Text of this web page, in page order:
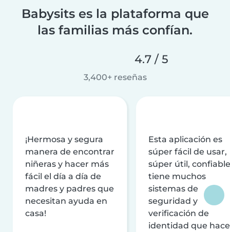
Babysits es la plataforma que
las familias más confían.
4.7 / 5
3,400+ reseñas
¡Hermosa y segura
manera de encontrar
niñeras y hacer más
fácil el día a día de
madres y padres que
necesitan ayuda en
casa!
Esta aplicación es
súper fácil de usar,
súper útil,
tiene muchos
sistemas de
seguridad y
verificación de
identidad que